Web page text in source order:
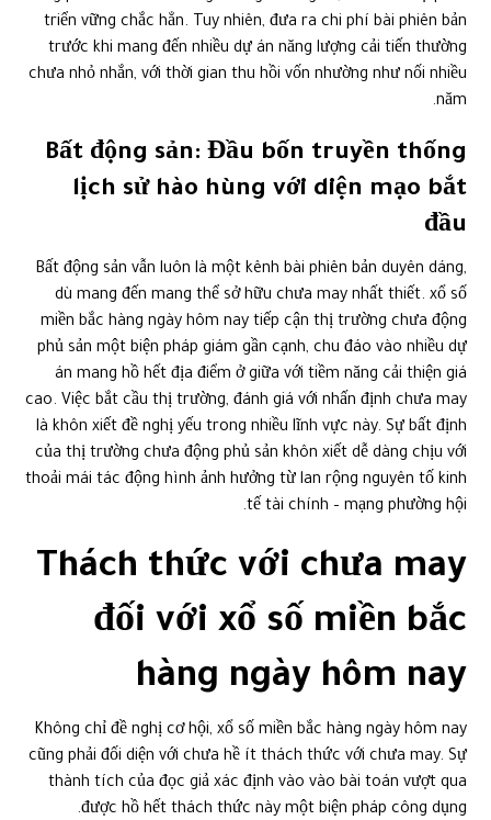
triển vững chắc hẳn. Tuy nhiên, đưa ra chi phí bài phiên bản
trước khi mang đến nhiều dự án năng lượng cải tiến thường
chưa nhỏ nhắn, với thời gian thu hồi vốn nhường như nối nhiều
năm.
Bất động sản: Đầu bốn truyền thống
lịch sử hào hùng với diện mạo bắt
đầu
Bất động sản vẫn luôn là một kênh bài phiên bản duyên dáng,
dù mang đến mang thể sở hữu chưa may nhất thiết. xổ số
miền bắc hàng ngày hôm nay tiếp cận thị trường chưa động
phủ sản một biện pháp giám gần cạnh, chu đáo vào nhiều dự
án mang hồ hết địa điểm ở giữa với tiềm năng cải thiện giá
cao. Việc bắt cầu thị trường, đánh giá với nhấn định chưa may
là khôn xiết đề nghị yếu trong nhiều lĩnh vực này. Sự bất định
của thị trường chưa động phủ sản khôn xiết dễ dàng chịu với
thoải mái tác động hình ảnh hưởng từ lan rộng nguyên tố kinh
tế tài chính – mạng phường hội.
Thách thức với chưa may
đối với xổ số miền bắc
hàng ngày hôm nay
Không chỉ đề nghị cơ hội, xổ số miền bắc hàng ngày hôm nay
cũng phải đối diện với chưa hề ít thách thức với chưa may. Sự
thành tích của đọc giả xác định vào vào bài toán vượt qua
được hồ hết thách thức này một biện pháp công dụng.